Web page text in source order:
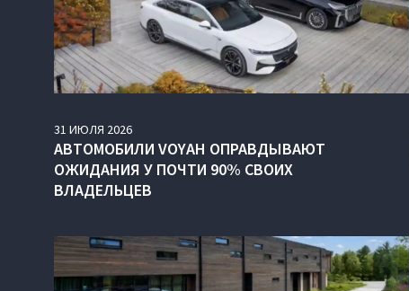
31 ИЮЛЯ 2026
АВТОМОБИЛИ VOYAH ОПРАВДЫВАЮТ
ОЖИДАНИЯ У ПОЧТИ 90% СВОИХ
ВЛАДЕЛЬЦЕВ